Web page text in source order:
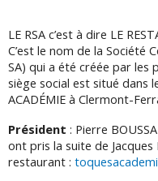
LE RSA c’est à dire LE
C’est le nom de la Société
SA) qui a été créée par les
siège social est situé dans
ACADÉMIE à Clermont-
Président : Pierre
ont pris la suite de
restaurant :